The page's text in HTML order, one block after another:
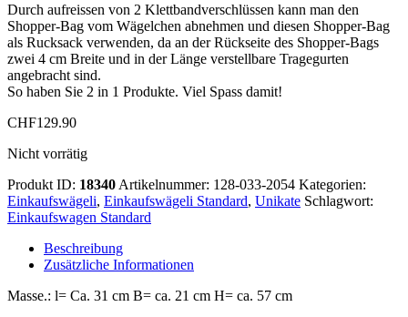
Durch aufreissen von 2 Klettbandverschlüssen kann man den
Shopper-Bag vom Wägelchen abnehmen und diesen Shopper-Bag
als Rucksack verwenden, da an der Rückseite des Shopper-Bags
zwei 4 cm Breite und in der Länge verstellbare Tragegurten
angebracht sind.
So haben Sie 2 in 1 Produkte. Viel Spass damit!
CHF129.90
Nicht vorrätig
Produkt ID: 18340 Artikelnummer: 128-033-2054 Kategorien:
Einkaufswägeli, Einkaufswägeli Standard, Unikate Schlagwort:
Einkaufswagen Standard
Beschreibung
Zusätzliche Informationen
Masse.: l= Ca. 31 cm B= ca. 21 cm H= ca. 57 cm